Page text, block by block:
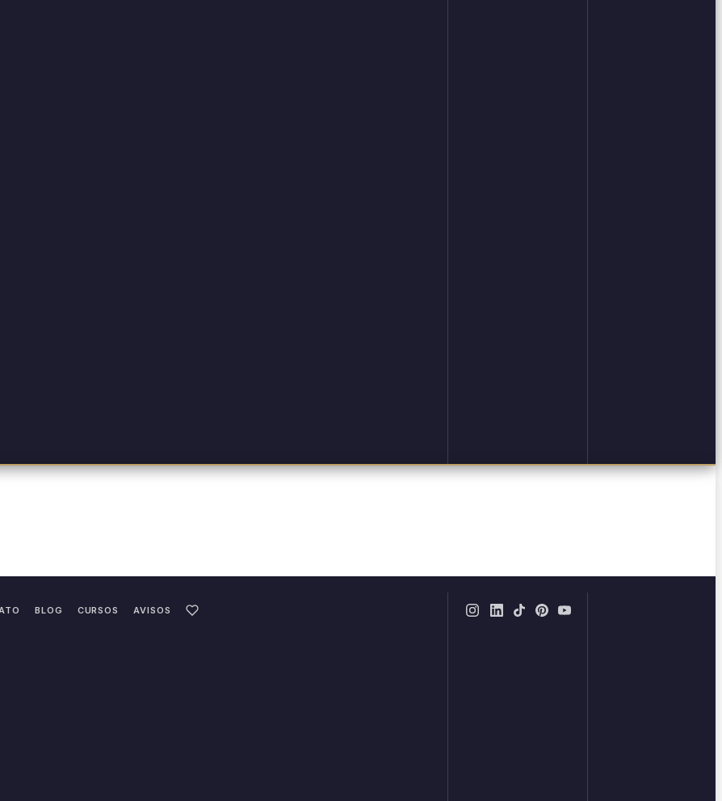
BLOG CURSOS AVISOS